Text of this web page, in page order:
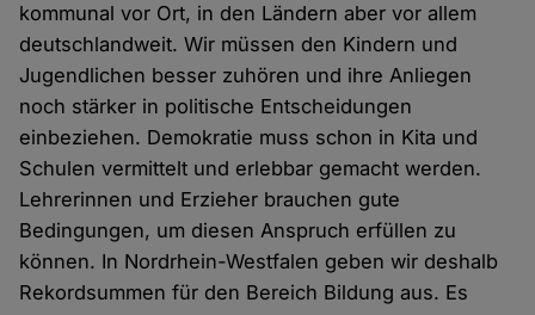
kommunal vor Ort, in den Ländern aber vor allem
deutschlandweit. Wir müssen den Kindern und
Jugendlichen besser zuhören und ihre Anliegen
noch stärker in politische Entscheidungen
einbeziehen. Demokratie muss schon in Kita und
Schulen vermittelt und erlebbar gemacht werden.
Lehrerinnen und Erzieher brauchen gute
Bedingungen, um diesen Anspruch erfüllen zu
können. In Nordrhein-Westfalen geben wir deshalb
Rekordsummen für den Bereich Bildung aus. Es